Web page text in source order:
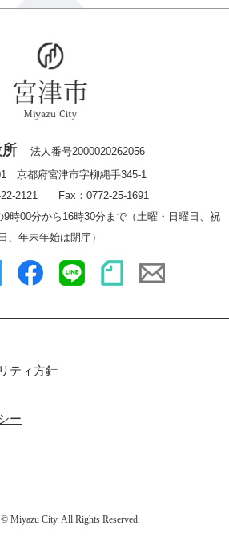
ティ方針
ー
法人番号2000020262056
京都府宮津市字柳縄手345-1
22-2121 Fax：0772-25-1691
時00分から16時30分まで（土曜・日曜日、祝
日、年末年始は閉庁）
Miyazu City. All Rights Reserved.